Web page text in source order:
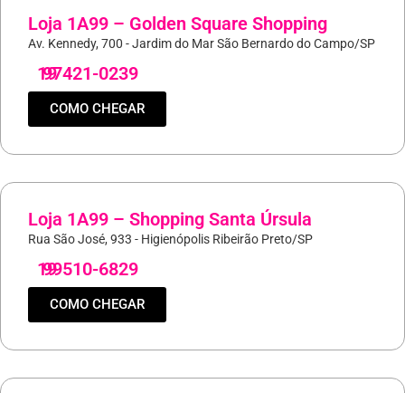
Loja 1A99 – Golden Square Shopping
Av. Kennedy, 700 - Jardim do Mar São Bernardo do Campo/SP
19
97421-0239
COMO CHEGAR
Loja 1A99 – Shopping Santa Úrsula
Rua São José, 933 - Higienópolis Ribeirão Preto/SP
19
99510-6829
COMO CHEGAR